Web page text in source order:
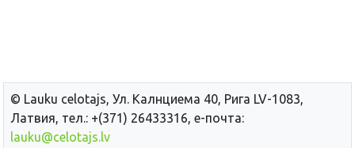
© Lauku сelotajs, Ул. Калнциема 40, Рига LV-1083,
Латвия, тел.: +(371) 26433316, е-почта:
lauku@celotajs.lv